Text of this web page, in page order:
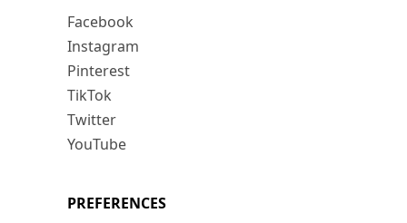
Facebook
Instagram
Pinterest
TikTok
Twitter
YouTube
PREFERENCES